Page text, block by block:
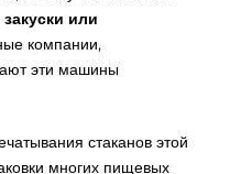
закуски или
компании,
эти машины
стаканов этой
многих пищевых